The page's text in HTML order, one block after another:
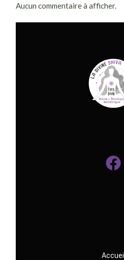
Aucun commentaire à afficher.
Accueil